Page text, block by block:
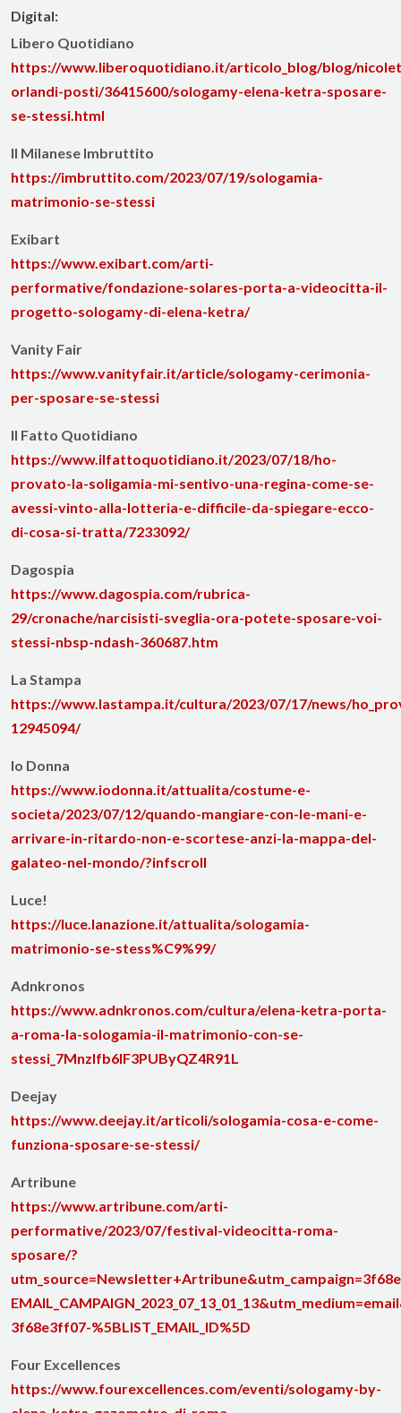
Digital:
Libero Quotidiano
https://www.liberoquotidiano.it/articolo_blog/blog/
orlandi-posti/36415600/sologamy-elena-ketra-sposare-
se-stessi.html
Il Milanese Imbruttito
https://imbruttito.com/2023/07/19/sologamia-
matrimonio-se-stessi
Exibart
https://www.exibart.com/arti-
performative/fondazione-solares-porta-a-videocitta-il-
progetto-sologamy-di-elena-ketra/
Vanity Fair
https://www.vanityfair.it/article/sologamy-cerimonia-
per-sposare-se-stessi
Il Fatto Quotidiano
https://www.ilfattoquotidiano.it/2023/07/18/ho-
provato-la-soligamia-mi-sentivo-una-regina-come-se-
avessi-vinto-alla-lotteria-e-difficile-da-spiegare-ecco-
di-cosa-si-tratta/7233092/
Dagospia
https://www.dagospia.com/rubrica-
29/cronache/narcisisti-sveglia-ora-potete-sposare-voi-
stessi-nbsp-ndash-360687.htm
La Stampa
https://www.lastampa.it/cultura/2023/07/17/news/
12945094/
Io Donna
https://www.iodonna.it/attualita/costume-e-
societa/2023/07/12/quando-mangiare-con-le-mani-e-
arrivare-in-ritardo-non-e-scortese-anzi-la-mappa-del-
galateo-nel-mondo/?infscroll
Luce!
https://luce.lanazione.it/attualita/sologamia-
matrimonio-se-stess%C9%99/
Adnkronos
https://www.adnkronos.com/cultura/elena-ketra-porta-
a-roma-la-sologamia-il-matrimonio-con-se-
stessi_7Mnzlfb6IF3PUByQZ4R91L
Deejay
https://www.deejay.it/articoli/sologamia-cosa-e-come-
funziona-sposare-se-stessi/
Artribune
https://www.artribune.com/arti-
performative/2023/07/festival-videocitta-roma-
sposare/?
3f68e3ff07-%5BLIST_EMAIL_ID%5D
Four Excellences
https://www.fourexcellences.com/eventi/sologamy-by-